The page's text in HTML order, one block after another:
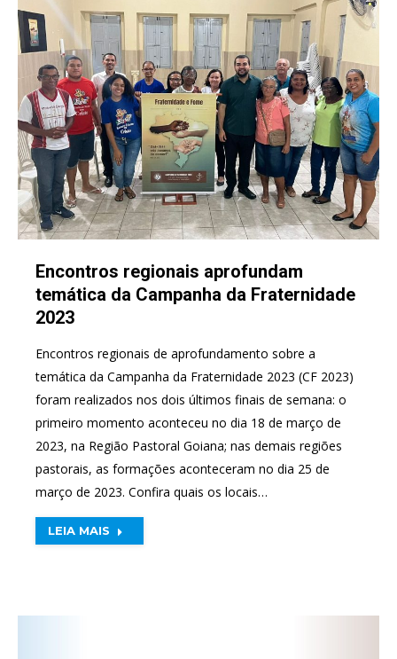
Encontros regionais aprofundam
temática da Campanha da Fraternidade
2023
Encontros regionais de aprofundamento sobre a
temática da Campanha da Fraternidade 2023 (CF 2023)
foram realizados nos dois últimos finais de semana: o
primeiro momento aconteceu no dia 18 de março de
2023, na Região Pastoral Goiana; nas demais regiões
pastorais, as formações aconteceram no dia 25 de
março de 2023. Confira quais os locais…
LEIA MAIS